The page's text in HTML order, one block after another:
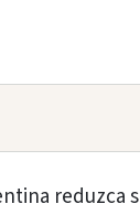
reduzca